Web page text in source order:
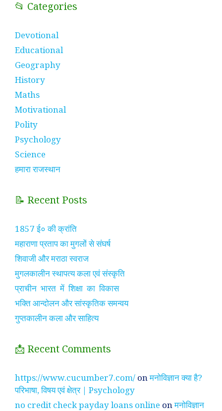
📂 Categories
Devotional
Educational
Geography
History
Maths
Motivational
Polity
Psychology
Science
हमारा राजस्थान
📝 Recent Posts
1857 ई० की क्रांति
महाराणा प्रताप का मुगलों से संघर्ष
शिवाजी और मराठा स्वराज
मुगलकालीन स्थापत्य कला एवं संस्कृति
प्राचीन भारत में शिक्षा का विकास
भक्ति आन्दोलन और सांस्कृतिक समन्वय
गुप्तकालीन कला और साहित्य
📩 Recent Comments
https://www.cucumber7.com/ onमनोविज्ञान क्या है?
परिभाषा, विषय एवं क्षेत्र | Psychology
no credit check payday loans online onमनोविज्ञान